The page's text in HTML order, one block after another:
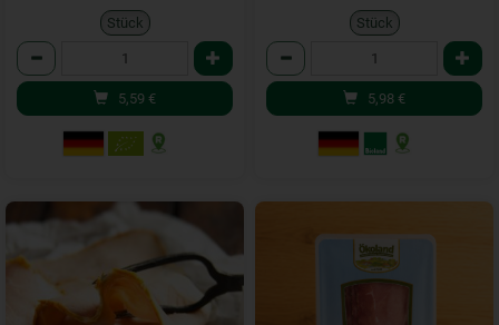
Stück
Anzahl
5,59 €
Stück
Anzahl
5,98 €